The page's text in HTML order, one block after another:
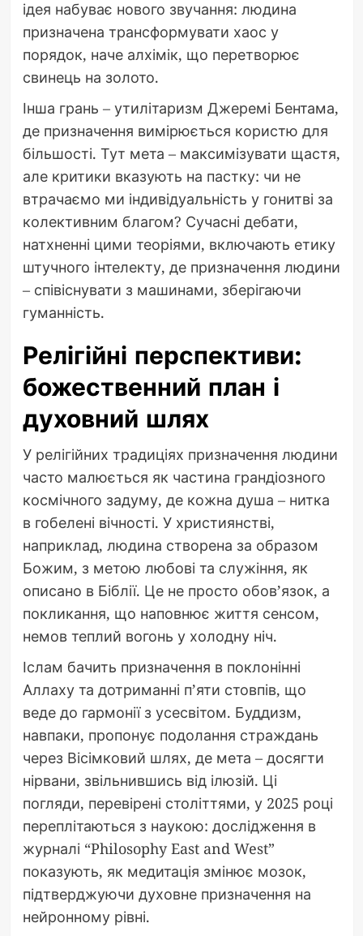
ідея набуває нового звучання: людина
призначена трансформувати хаос у
порядок, наче алхімік, що перетворює
свинець на золото.
Інша грань – утилітаризм Джеремі Бентама,
де призначення вимірюється користю для
більшості. Тут мета – максимізувати щастя,
але критики вказують на пастку: чи не
втрачаємо ми індивідуальність у гонитві за
колективним благом? Сучасні дебати,
натхненні цими теоріями, включають етику
штучного інтелекту, де призначення людини
– співіснувати з машинами, зберігаючи
гуманність.
Релігійні перспективи:
божественний план і
духовний шлях
У релігійних традиціях призначення людини
часто малюється як частина грандіозного
космічного задуму, де кожна душа – нитка
в гобелені вічності. У християнстві,
наприклад, людина створена за образом
Божим, з метою любові та служіння, як
описано в Біблії. Це не просто обов’язок, а
покликання, що наповнює життя сенсом,
немов теплий вогонь у холодну ніч.
Іслам бачить призначення в поклонінні
Аллаху та дотриманні п’яти стовпів, що
веде до гармонії з усесвітом. Буддизм,
навпаки, пропонує подолання страждань
через Вісімковий шлях, де мета – досягти
нірвани, звільнившись від ілюзій. Ці
погляди, перевірені століттями, у 2025 році
переплітаються з наукою: дослідження в
журналі “Philosophy East and West”
показують, як медитація змінює мозок,
підтверджуючи духовне призначення на
нейронному рівні.